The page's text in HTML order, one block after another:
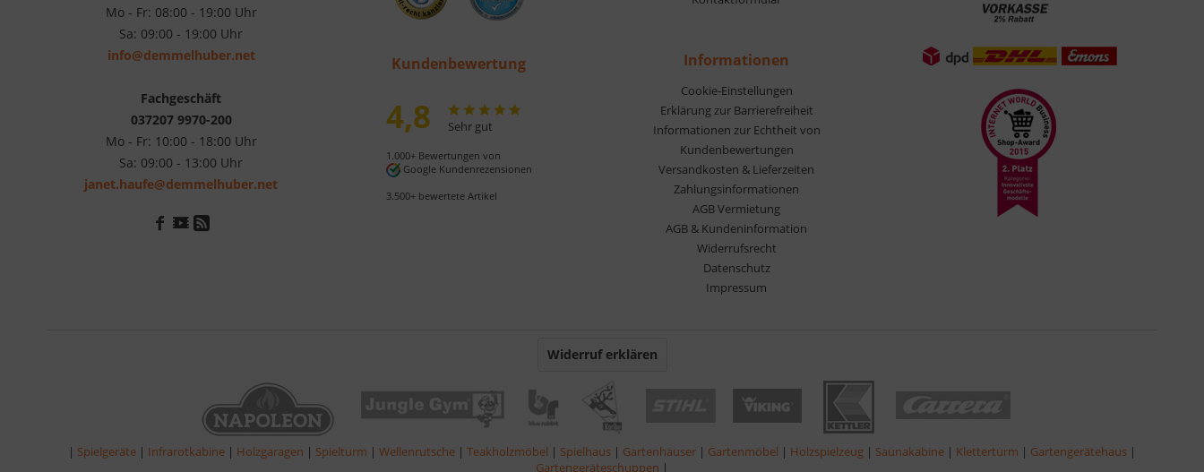
Mo - Fr: 08:00 - 19:00 Uhr
Sa: 09:00 - 19:00 Uhr
info@demmelhuber.net
Fachgeschäft
037207 9970-200
Mo - Fr: 10:00 - 18:00 Uhr
Sa: 09:00 - 13:00 Uhr
janet.haufe@demmelhuber.net
Kundenbewertung
4,8 Sehr gut
1.000+ Bewertungen von
Google Kundenrezensionen
3.500+ bewertete Artikel
Informationen
Cookie-Einstellungen
Erklärung zur Barrierefreiheit
Informationen zur Echtheit von
Kundenbewertungen
Versandkosten & Lieferzeiten
Zahlungsinformationen
AGB Vermietung
AGB & Kundeninformation
Widerrufsrecht
Datenschutz
Impressum
Widerruf erklären
| Spielgeräte | Infrarotkabine | Holzgaragen | Spielturm | Wellenrutsche | Teakholzmöbel | Spielhaus | Gartenhäuser | Gartenmöbel | Holzspielzeug | Saunakabine | Kletterturm | Gartengerätehaus |
Gartengeräteschuppen |